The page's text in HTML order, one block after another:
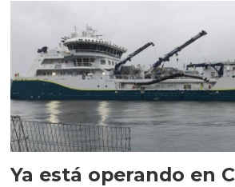
Ya está operando en